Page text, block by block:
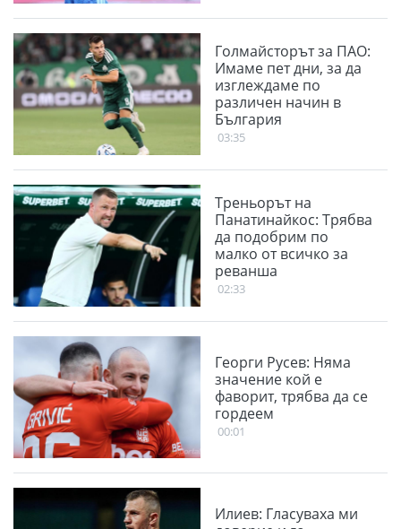
Голмайсторът за ПАО:
Имаме пет дни, за да
изглеждаме по
различен начин в
България
03:35
Треньорът на
Панатинайкос: Трябва
да подобрим по
малко от всичко за
реванша
02:33
Георги Русев: Няма
значение кой е
фаворит, трябва да се
гордеем
00:01
Илиев: Гласуваха ми